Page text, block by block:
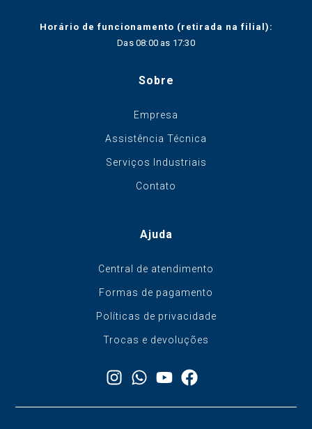
Horário de funcionamento (retirada na filial):
Das 08:00 as 17:30
Sobre
Empresa
Assistência Técnica
Serviços Industriais
Contato
Ajuda
Central de atendimento
Formas de pagamento
Políticas de privacidade
Trocas e devoluções